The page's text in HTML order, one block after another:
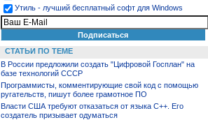
Утиль - лучший бесплатный софт для Windows
СТАТЬИ ПО ТЕМЕ
В России предложили создать "Цифровой Госплан" на
базе технологий СССР
Программисты, комментирующие свой код с помощью
ругательств, пишут более грамотное ПО
Власти США требуют отказаться от языка C++. Его
создатель призывает одуматься